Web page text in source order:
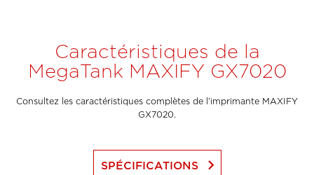
Caractéristiques de la
MegaTank MAXIFY GX7020
Consultez les caractéristiques complètes de l’imprimante MAXIFY
GX7020.
SPÉCIFICATIONS keyboard_arrow_right